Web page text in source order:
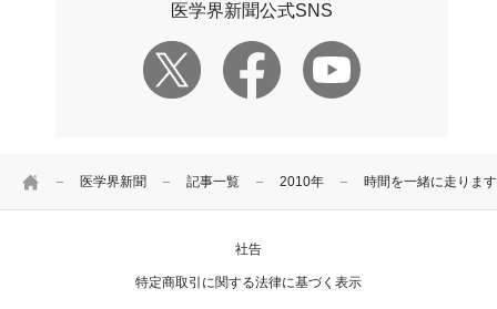
HOME 医学界新聞 記事一覧 2010年 時間を一緒に走りま
医学界新聞公式SNS
社告
特定商取引に関する法律に基づく表示